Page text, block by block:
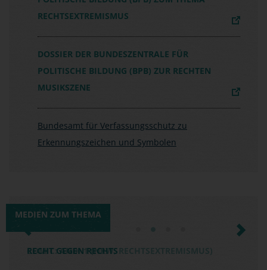
RECHTSEXTREMISMUS
DOSSIER DER BUNDESZENTRALE FÜR
POLITISCHE BILDUNG (BPB) ZUR RECHTEN
MUSIKSZENE
Bundesamt für Verfassungsschutz zu
Erkennungszeichen und Symbolen
MEDIEN ZUM THEMA
RECHT GEGEN RECHTS
Previous Next